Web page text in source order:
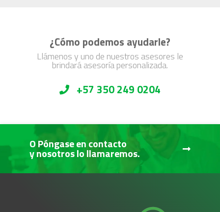
¿Cómo podemos ayudarle?
Llámenos y uno de nuestros asesores le
brindará asesoría personalizada.
+57 350 249 0204
O Póngase en contacto
y nosotros lo llamaremos.